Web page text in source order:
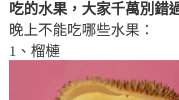
吃的水果，大家千萬別錯
晚上不能吃哪些水果：
1、榴槤